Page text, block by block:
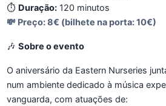
⏱️ Duração: 120 minutos
💸 Preço:8€ (bilhete na porta: 10€)
🎶 Sobre o evento
O aniversário da Eastern Nurseries
num ambiente dedicado à música
vanguarda, com atuações de: